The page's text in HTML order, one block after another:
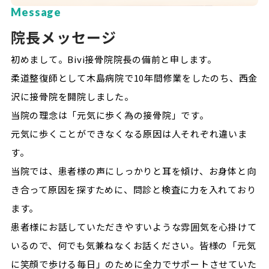
Message
院長メッセージ
初めまして。Bivi接骨院院長の備前と申します。
柔道整復師として木島病院で10年間修業をしたのち、西金
沢に接骨院を開院しました。
当院の理念は「元気に歩く為の接骨院」です。
元気に歩くことができなくなる原因は人それぞれ違いま
す。
当院では、患者様の声にしっかりと耳を傾け、お身体と向
き合って原因を探すために、問診と検査に力を入れており
ます。
患者様にお話していただきやすいような雰囲気を心掛けて
いるので、何でも気兼ねなくお話ください。皆様の「元気
に笑顔で歩ける毎日」のために全力でサポートさせていた